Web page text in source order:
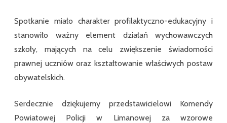
Spotkanie miało charakter profilaktyczno-edukacyjny i
stanowiło ważny element działań wychowawczych
szkoły, mających na celu zwiększenie świadomości
prawnej uczniów oraz kształtowanie właściwych postaw
obywatelskich.
Serdecznie dziękujemy przedstawicielowi Komendy
Powiatowej Policji w Limanowej za wzorowe